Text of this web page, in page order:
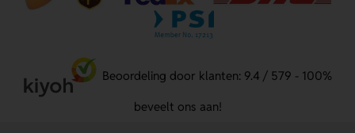
Beoordeling door klanten: 9.4 / 579 - 100%
beveelt ons aan!